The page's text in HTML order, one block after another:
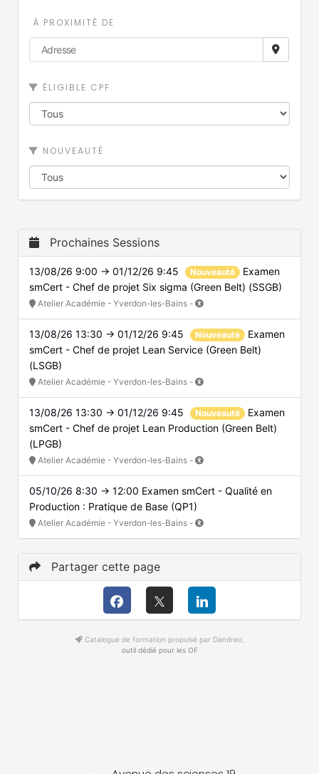
À PROXIMITÉ DE
ÉLIGIBLE CPF
NOUVEAUTÉ
Prochaines Sessions
13/08/26 9:00 → 01/12/26 9:45 Nouveauté
Examen
smCert - Chef de projet Six sigma (Green Belt) (SSGB)
Atelier Académie - Yverdon-les-Bains -
13/08/26 13:30 → 01/12/26 9:45 Nouveauté
Examen
smCert - Chef de projet Lean Service (Green Belt)
(LSGB)
Atelier Académie - Yverdon-les-Bains -
13/08/26 13:30 → 01/12/26 9:45 Nouveauté
Examen
smCert - Chef de projet Lean Production (Green Belt)
(LPGB)
Atelier Académie - Yverdon-les-Bains -
05/10/26 8:30 → 12:00 Examen smCert - Qualité en
Production : Pratique de Base (QP1)
Atelier Académie - Yverdon-les-Bains -
Partager cette page
Catalogue de formation propulsé par Dendreo,
outil dédié pour les OF